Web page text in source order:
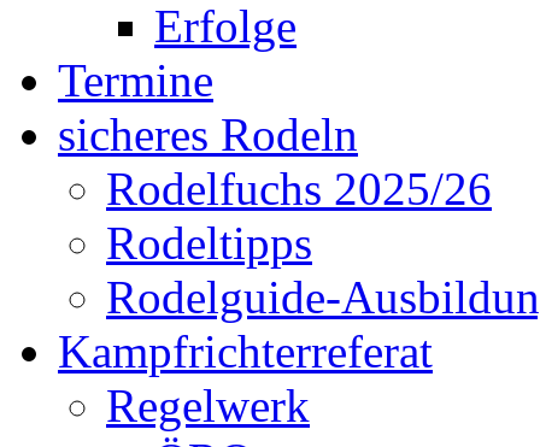
Erfolge
Termine
sicheres Rodeln
Rodelfuchs 2025/26
Rodeltipps
Rodelguide-
Kampfrichterreferat
Regelwerk